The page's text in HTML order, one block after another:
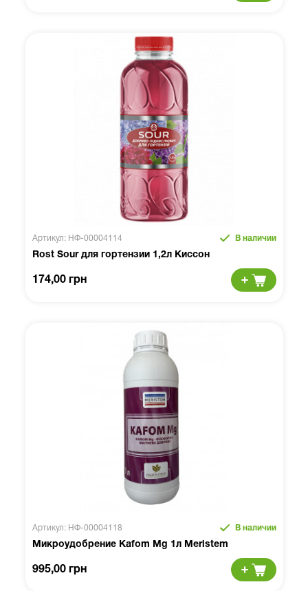
Артикул: НФ-00004114 В наличии
Rost Sour для гортензии 1,2л Киссон
174,00 грн
Артикул: НФ-00004118 В наличии
Микроудобрение Kafom Mg 1л Meristem
995,00 грн